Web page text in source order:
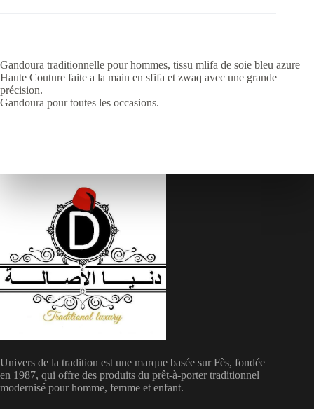
Gandoura traditionnelle pour hommes, tissu mlifa de soie bleu azure
Haute Couture faite a la main en sfifa et zwaq avec une grande
précision.
Gandoura pour toutes les occasions.
Univers de la tradition est une marque basée sur Fès, fondée
en 1987, qui offre des produits du prêt-à-porter traditionnel
modernisé pour homme, femme et enfant.